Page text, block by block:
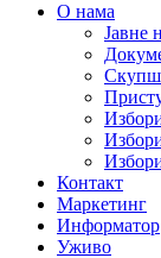
О нама
Јавне
Контакт
Маркетинг
Информатор
Уживо